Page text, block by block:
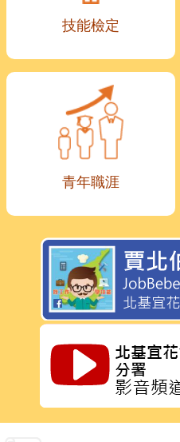
技能檢定
青年職涯